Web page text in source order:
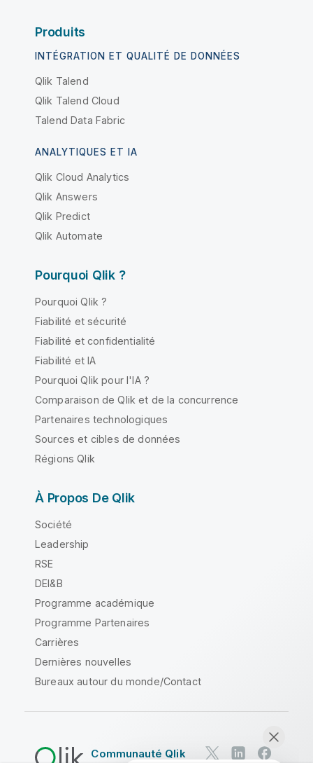
Produits
INTÉGRATION ET QUALITÉ DE DONNÉES
Qlik Talend
Qlik Talend Cloud
Talend Data Fabric
ANALYTIQUES ET IA
Qlik Cloud Analytics
Qlik Answers
Qlik Predict
Qlik Automate
Pourquoi Qlik ?
Pourquoi Qlik ?
Fiabilité et sécurité
Fiabilité et confidentialité
Fiabilité et IA
Pourquoi Qlik pour l'IA ?
Comparaison de Qlik et de la concurrence
Partenaires technologiques
Sources et cibles de données
Régions Qlik
À Propos De Qlik
Société
Leadership
RSE
DEI&B
Programme académique
Programme Partenaires
Carrières
Dernières nouvelles
Bureaux autour du monde/Contact
Communauté Qlik